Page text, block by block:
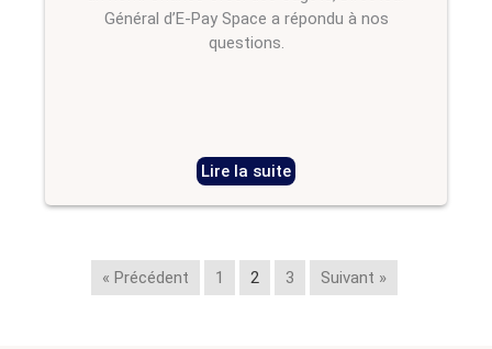
Général d’E-Pay Space a répondu à nos
questions.
Lire la suite
« Précédent 1 2 3 Suivant »